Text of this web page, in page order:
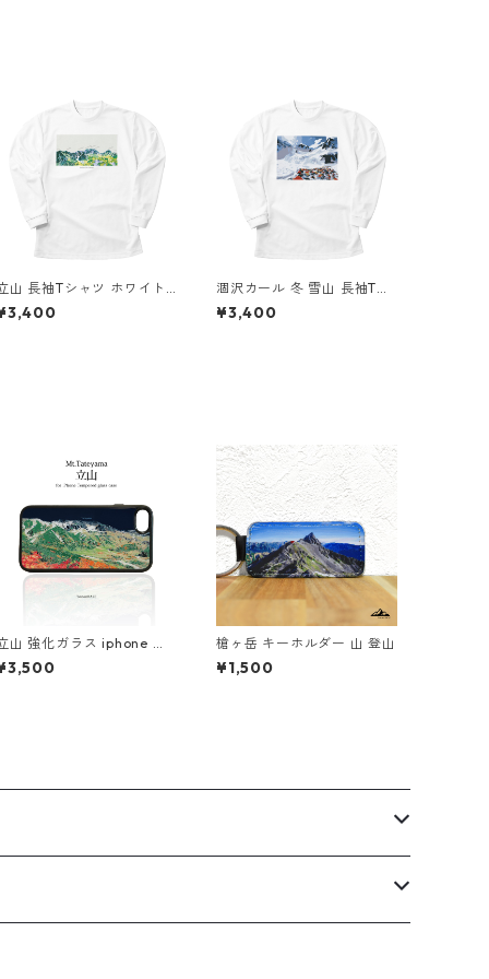
山 長袖Tシャツ ホワイト
ライ 吸水速乾 山 登山 山T
ャツ 山のイラスト
涸沢カール 冬 雪山 長袖Tシ
ャツ ホワイト ドライ 吸水速
乾 山 登山 山Tシャツ 山のイ
¥3,400
山 強化ガラス iphone ス
ホケース スマホカバーア
トドア 登山 山 ネイビー
槍ヶ岳 キーホルダー 山 登山
¥1,500